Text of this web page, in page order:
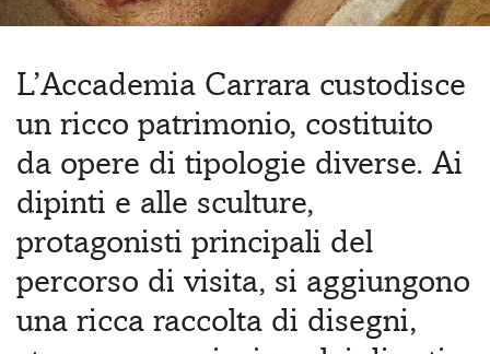
L’Accademia Carrara custodisce
un ricco patrimonio, costituito
da opere di tipologie diverse. Ai
dipinti e alle sculture,
protagonisti principali del
percorso di visita, si aggiungono
una ricca raccolta di disegni,